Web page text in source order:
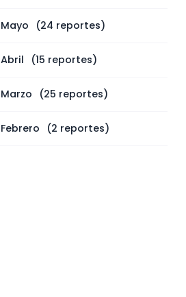
Mayo (24 reportes)
Abril (15 reportes)
Marzo (25 reportes)
Febrero (2 reportes)